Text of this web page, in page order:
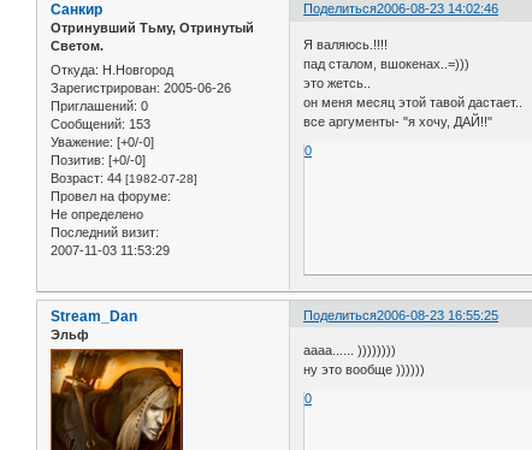
Поделиться2006-08-23 14:02:46
Санкир
Отринувший Тьму, Отринутый
Светом.
Откуда: Н.Новгород
Зарегистрирован: 2005-06-26
Приглашений: 0
Сообщений: 153
Уважение: [+0/-0]
Позитив: [+0/-0]
Возраст: 44 [1982-07-28]
Провел на форуме:
Не определено
Последний визит:
2007-11-03 11:53:29
Я валяюсь.!!!!
пад сталом, вшокенах..=)))
это жетсь..
он меня месяц этой тавой дастает..
все аргументы- "я хочу, ДАЙ!!"
0
Поделиться2006-08-23 16:55:25
Stream_Dan
Эльф
аааа...... ))))))))
ну это вообще ))))))
0